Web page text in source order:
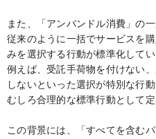
また、「アンバンドル消費」の一
従来のように一括でサービスを
みを選択する行動が標準化してい
例えば、受託手荷物を付けない
しないといった選択が特別な行動
むしろ合理的な標準行動として定
この背景には、「すべてを含む